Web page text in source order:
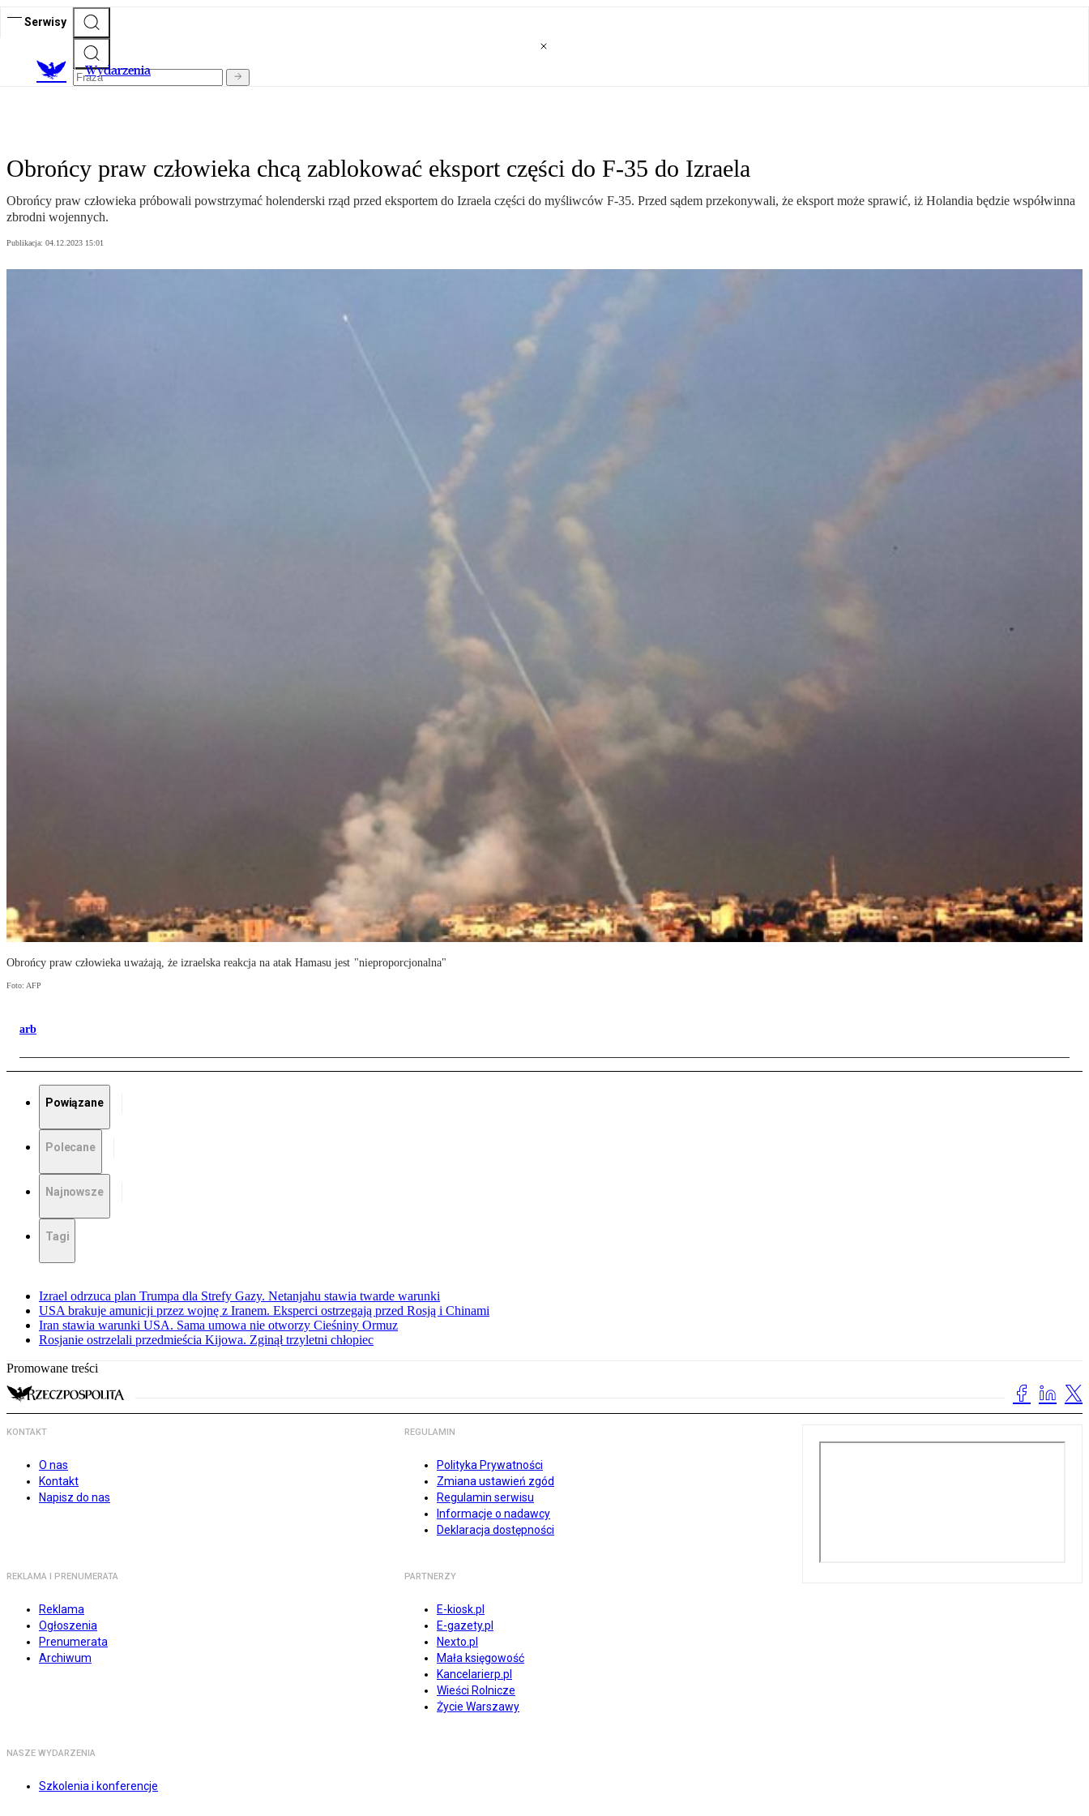
Serwisy
Wydarzenia
Obrońcy praw człowieka chcą zablokować eksport części do F-35 do Izraela
Obrońcy praw człowieka próbowali powstrzymać holenderski rząd przed eksportem do Izraela części do myśliwców F-35. Przed sądem przekonywali, że eksport może sprawić, iż Holandia będzie współwinna
zbrodni wojennych.
Publikacja: 04.12.2023 15:01
Obrońcy praw człowieka uważają, że izraelska reakcja na atak Hamasu jest "nieproporcjonalna"
Foto: AFP
arb
Powiązane
Polecane
Najnowsze
Tagi
Izrael odrzuca plan Trumpa dla Strefy Gazy. Netanjahu stawia twarde warunki
USA brakuje amunicji przez wojnę z Iranem. Eksperci ostrzegają przed Rosją i Chinami
Iran stawia warunki USA. Sama umowa nie otworzy Cieśniny Ormuz
Rosjanie ostrzelali przedmieścia Kijowa. Zginął trzyletni chłopiec
Promowane treści
KONTAKT
O nas
Kontakt
Napisz do nas
REGULAMIN
Polityka Prywatności
Zmiana ustawień zgód
Regulamin serwisu
Informacje o nadawcy
Deklaracja dostępności
REKLAMA I PRENUMERATA
Reklama
Ogłoszenia
Prenumerata
Archiwum
PARTNERZY
E-kiosk.pl
E-gazety.pl
Nexto.pl
Mała księgowość
Kancelarierp.pl
Wieści Rolnicze
Życie Warszawy
NASZE WYDARZENIA
Szkolenia i konferencje